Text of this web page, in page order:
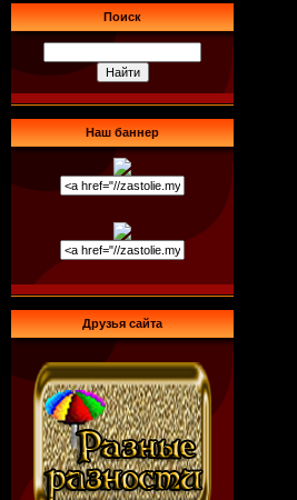
Поиск
Наш баннер
Друзья сайта